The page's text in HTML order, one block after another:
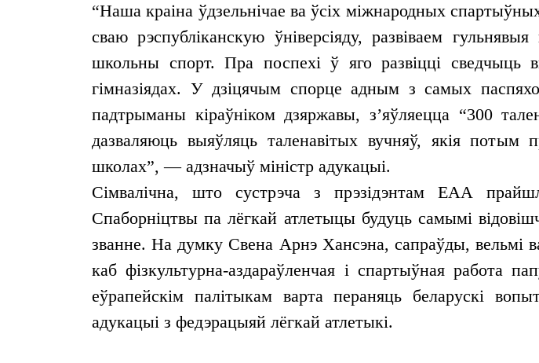
“Наша краіна ўдзельнічае ва ўсіх міжнародных
сваю рэспубліканскую ўніверсіяду, развіваем
школьны спорт. Пра поспехі ў яго развіцці сведчыць
гімназіядах. У дзіцячым спорце адным з самых
падтрыманы кіраўніком дзяржавы, з’яўляецца “300
дазваляюць выяўляць таленавітых вучняў, якія потым
школах”, — адзначыў міністр адукацыі.
Сімвалічна, што сустрэча з прэзідэнтам EAA
Спаборніцтвы па лёгкай атлетыцы будуць самымі
званне. На думку Свена Арнэ Хансэна, сапраўды, вельмі
каб фізкультурна-аздараўленчая і спартыўная работа
еўрапейскім палітыкам варта пераняць беларускі
адукацыі з федэрацыяй лёгкай атлетыкі.